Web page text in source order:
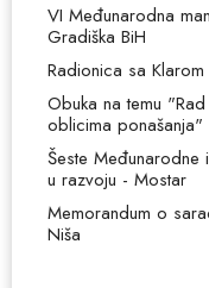
VI Međunarodna
Gradiška BiH
Radionica sa Klarom
Obuka na temu
oblicima ponašanja"
Šeste
u razvoju - Mostar
Memorandum o
Niša